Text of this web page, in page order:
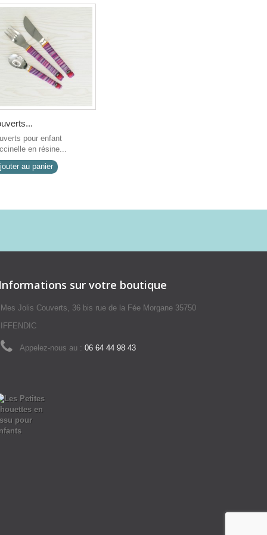
pour enfant
en résine...
au panier
Informations sur votre boutique
Mes Jolis Couverts, 36 bis rue de la Fée Morgane 35750
IFFENDIC
Appelez-nous au : 06 64 44 98 43